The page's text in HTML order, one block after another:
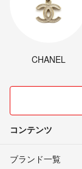
CHANEL
コンテンツ
ブランド一覧